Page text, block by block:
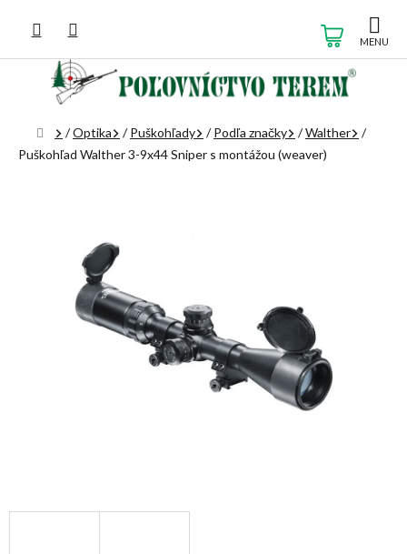
obsah
KOŠÍK
Domov
/Optika / Puškohľady / Podľa značky /Walther
/
Puškohľad Walther 3-9x44 Sniper s montážou (weaver)